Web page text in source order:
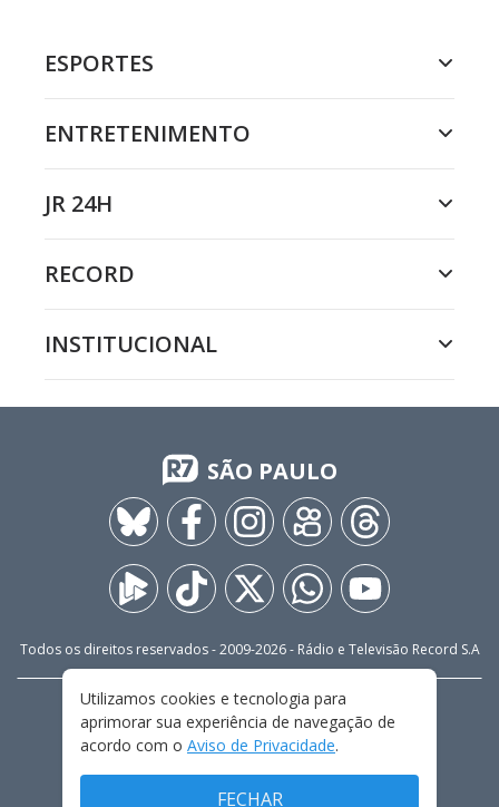
ESPORTES
ENTRETENIMENTO
JR 24H
RECORD
INSTITUCIONAL
SÃO PAULO
Todos os direitos reservados - 2009-2026- Rádio e Televisão Record S.A
FALE CONOSCO
PRIVACIDADE
TERMOS E CONDIÇÕES DE USO
Utilizamos cookies e tecnologia para
aprimorar sua experiência de navegação de
acordo com o Aviso de Privacidade.
FECHAR